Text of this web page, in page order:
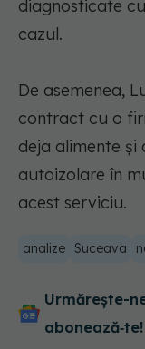
diagnosticate
cazul.
De asemenea,
contract cu o
deja alimente
autoizolare în
acest serviciu.
analize Suceava
Urmărește-
abonează‑te!